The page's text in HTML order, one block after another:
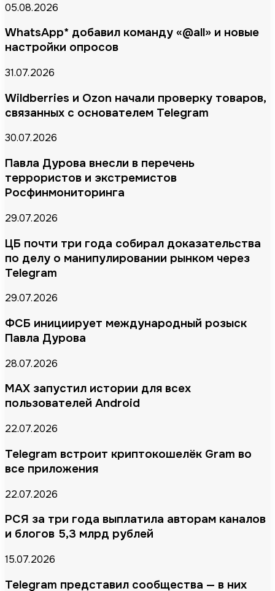
05.08.2026
WhatsApp* добавил команду «@all» и новые
настройки опросов
31.07.2026
Wildberries и Ozon начали проверку товаров,
связанных с основателем Telegram
30.07.2026
Павла Дурова внесли в перечень
террористов и экстремистов
Росфинмониторинга
29.07.2026
ЦБ почти три года собирал доказательства
по делу о манипулировании рынком через
Telegram
29.07.2026
ФСБ инициирует международный розыск
Павла Дурова
28.07.2026
MAX запустил истории для всех
пользователей Android
22.07.2026
Telegram встроит криптокошелёк Gram во
все приложения
22.07.2026
РСЯ за три года выплатила авторам каналов
и блогов 5,3 млрд рублей
15.07.2026
Telegram представил сообщества — в них